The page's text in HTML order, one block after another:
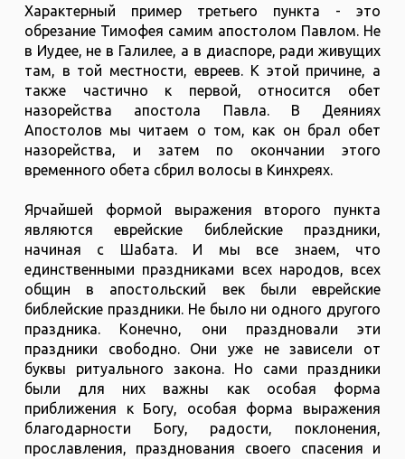
Характерный пример третьего пункта - это
обрезание Тимофея самим апостолом Павлом. Не
в Иудее, не в Галилее, а в диаспоре, ради живущих
там, в той местности, евреев. К этой причине, а
также частично к первой, относится обет
назорейства апостола Павла. В Деяниях
Апостолов мы читаем о том, как он брал обет
назорейства, и затем по окончании этого
временного обета сбрил волосы в Кинхреях.
Ярчайшей формой выражения второго пункта
являются еврейские библейские праздники,
начиная с Шабата. И мы все знаем, что
единственными праздниками всех народов, всех
общин в апостольский век были еврейские
библейские праздники. Не было ни одного другого
праздника. Конечно, они праздновали эти
праздники свободно. Они уже не зависели от
буквы ритуального закона. Но сами праздники
были для них важны как особая форма
приближения к Богу, особая форма выражения
благодарности Богу, радости, поклонения,
прославления, празднования своего спасения и